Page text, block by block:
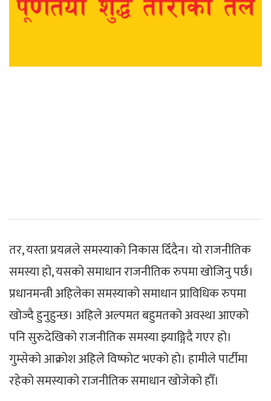
तर, यस्ता प्रयत्नले समस्याको निकास दिँदैन। यो राजनीतिक
समस्या हो, यसको समाधान राजनीतिक रुपमा खोजिनु पर्छ।
प्रधानमन्त्री अहिलेका समस्याको समाधान प्राविधिक रुपमा
खोज्दै हुनुहुन्छ। अहिले अल्पमत बहुमतको अवस्था आएको
पनि सुरुदेखिको राजनीतिक समस्या झ्याङ्गिदै गएर हो।
गुम्सेको आक्रोश अहिले विष्फोट भएको हो। हामीले पार्टीमा
रहेको समस्याको राजनीतिक समाधान खोजेको हौँ।